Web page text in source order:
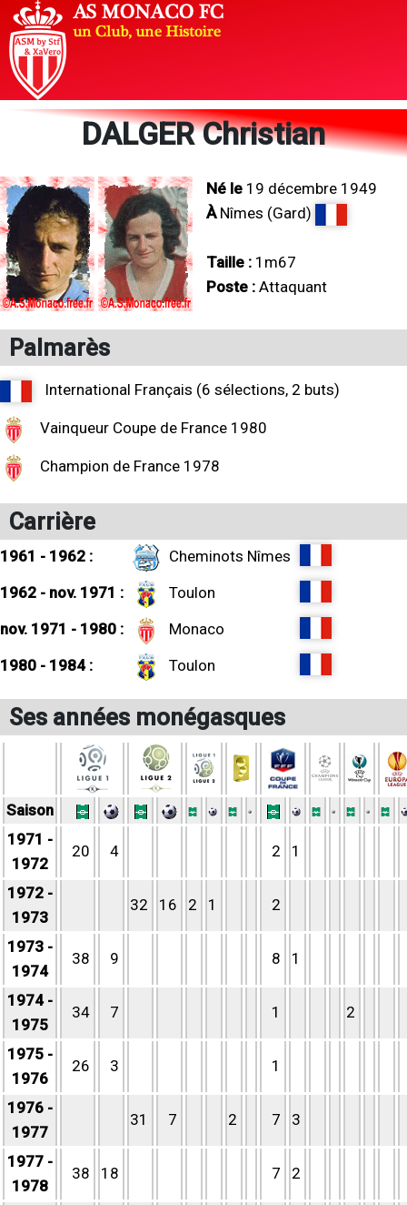
DALGER Christian
Né le 19 décembre 1949
ÀNîmes (Gard)
Taille : 1m67
Poste : Attaquant
Palmarès
International Français (6 sélections, 2 buts)
Vainqueur Coupe de France 1980
Champion de France 1978
Carrière
1961 - 1962 :
Cheminots Nîmes
1962 - nov. 1971 :
Toulon
nov. 1971 - 1980 :
Monaco
1980 - 1984 :
Toulon
Ses années monégasques
Saison
1971 -
1972
20 4 2 1
1972 -
1973
32 16 2 1 2
1973 -
1974
38 9 8 1
1974 -
1975
34 7 1 2
1975 -
1976
26 3 1
1976 -
1977
31 7 2 7 3
1977 -
1978
38 18 7 2